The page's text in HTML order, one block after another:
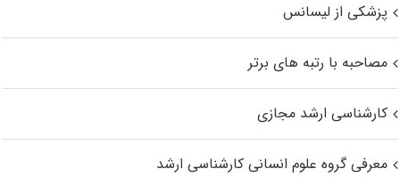
پزشکی از لیسانس
مصاحبه با رتبه های برتر
کارشناسی ارشد مجازی
معرفی گروه علوم انسانی کارشناسی ارشد